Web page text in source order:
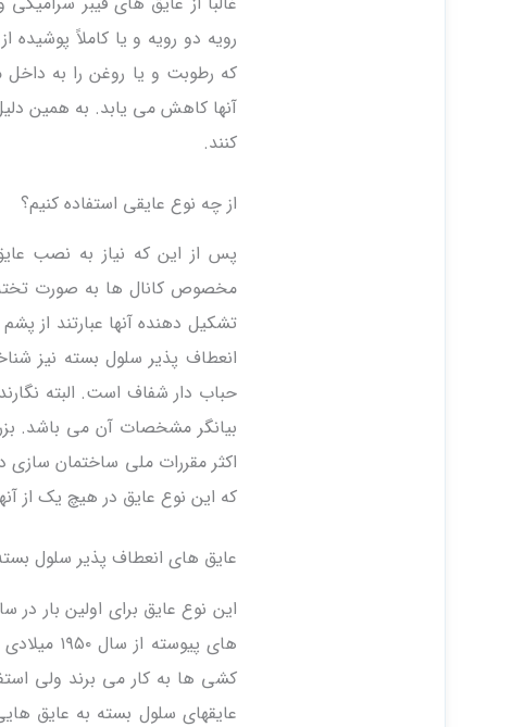
رویه دو رویه و یا کاملاً پوشیده
که رطوبت و یا روغن را به
آنها کاهش می یابد. به همین دلیل
کنند.
از چه نوع عایقی استفاده کنیم؟
پس از این که نیاز به نصب
مخصوص کانال ها به صورت
تشکیل دهنده آنها عبارتند از
انعطاف پذیر سلول بسته نیز
حباب دار شفاف است. البته
که این نوع عایق در هیچ یک از
عایق های انعطاف پذیر سلول
های
کشی ها به کار می برند ولی
عایقهای سلول بسته به عایق